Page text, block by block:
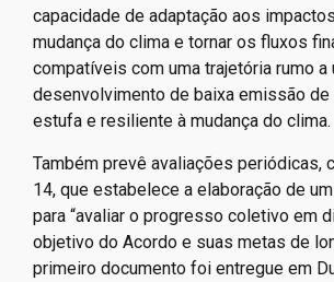
O tratado reúne em 29 artigos os
metodologias para alcançar as metas
aumento da temperatura média global
2°C em relação aos níveis pré-
capacidade de adaptação aos
compatíveis com uma trajetória rumo a
desenvolvimento de baixa emissão
estufa e resiliente à mudança do clima.
Também prevê avaliações periódicas,